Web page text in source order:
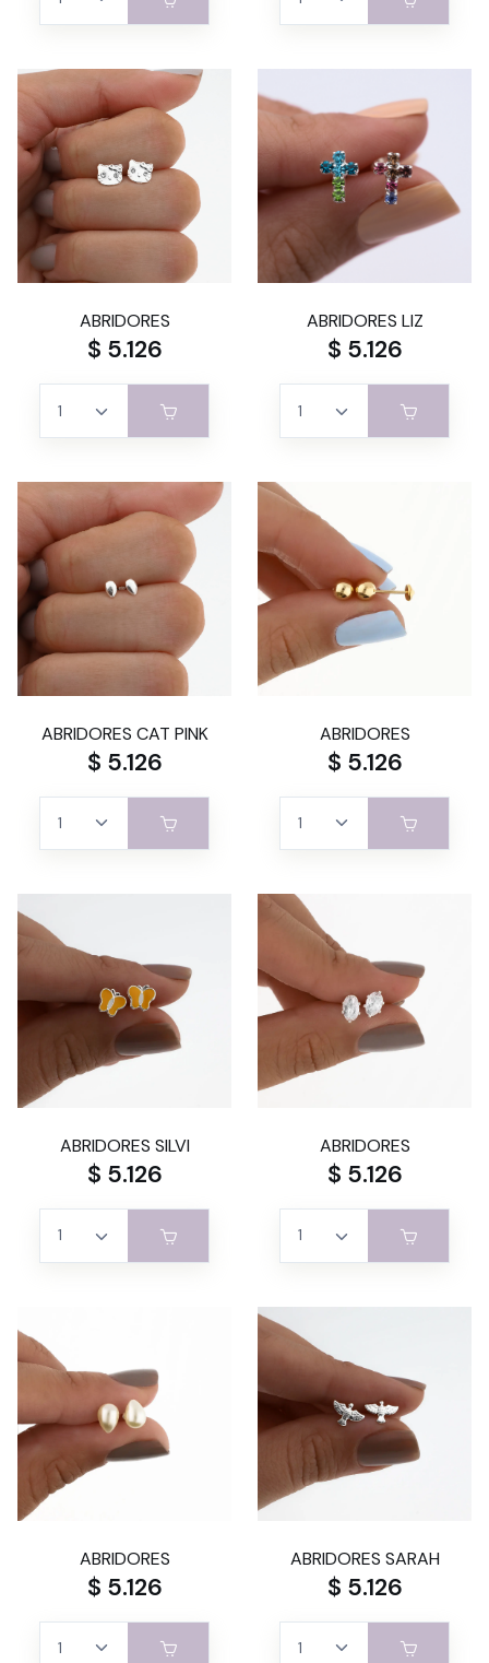
ABRIDORES
$ 5.126
ABRIDORES LIZ
$ 5.126
ABRIDORES CAT PINK
$ 5.126
ABRIDORES
$ 5.126
ABRIDORES SILVI
$ 5.126
ABRIDORES
$ 5.126
ABRIDORES
$ 5.126
ABRIDORES SARAH
$ 5.126